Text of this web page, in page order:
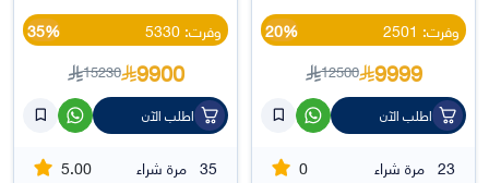
وفرت: 2501
20%
9999
12500
اطلب الآن
23 مرة شراء 0
وفرت: 5330
35%
9900
15230
اطلب الآن
35 مرة شراء 5.00